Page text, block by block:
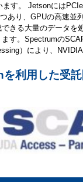
ます。 Jetsonには
あり、GPUの高速並
きる大量のデータを
す。Spectrumの
）により、
利用した受託